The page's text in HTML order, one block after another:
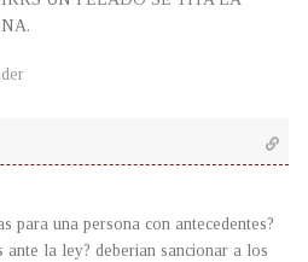
para una persona con antecedentes?
la ley? deberian sancionar a los